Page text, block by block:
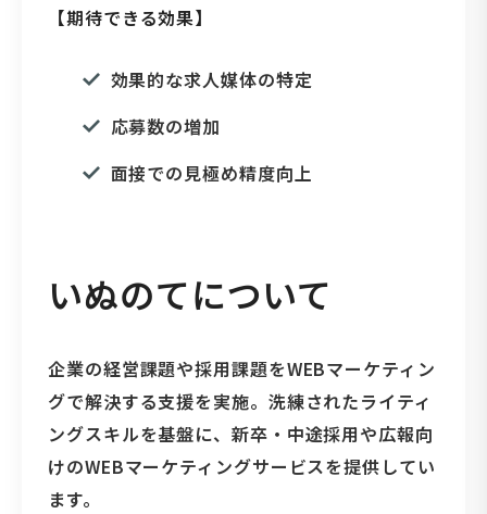
【期待できる効果】
効果的な求人媒体の特定
応募数の増加
面接での見極め精度向上
いぬのてについて
企業の経営課題や採用課題をWEBマーケティン
グで解決する支援を実施。洗練されたライティ
ングスキルを基盤に、新卒・中途採用や広報向
けのWEBマーケティングサービスを提供してい
ます。